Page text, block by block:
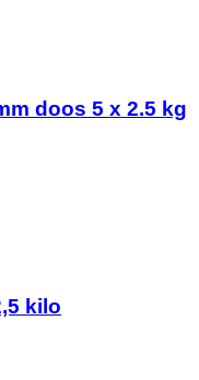
doos 5 x 2.5 kg
kilo